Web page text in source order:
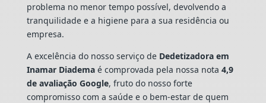
problema no menor tempo possível, devolvendo a
tranquilidade e a higiene para a sua residência ou
empresa.
A excelência do nosso serviço de Dedetizadora em
Inamar Diademaé comprovada pela nossa nota 4,9
de avaliação Google, fruto do nosso forte
compromisso com a saúde e o bem-estar de quem